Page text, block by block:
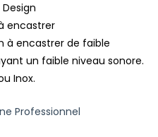
encastrer
à encastrer de faible
un faible niveau sonore.
Inox.
Professionnel